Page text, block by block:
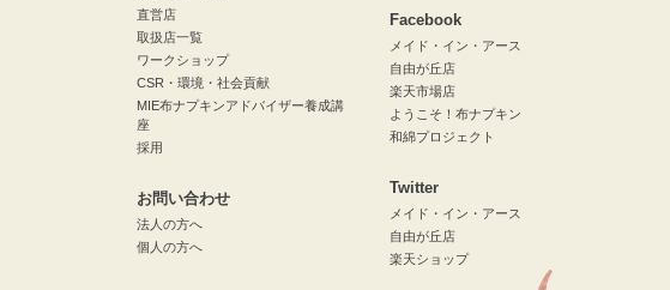
直営店
取扱店一覧
ワークショップ
CSR・環境・社会貢献
MIE布ナプキンアドバイザー養成講
座
採用
お問い合わせ
法人の方へ
個人の方へ
Facebook
メイド・イン・アース
自由が丘店
楽天市場店
ようこそ！布ナプキン
和綿プロジェクト
Twitter
メイド・イン・アース
自由が丘店
楽天ショップ